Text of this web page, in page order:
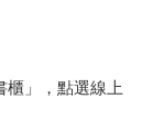
Jhabvala敘述
字不只呈現出人
；人工流產有如
配合我們的需
」，點選線上